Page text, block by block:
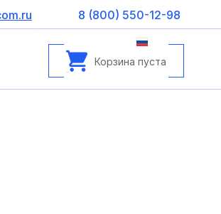
8 (800) 550-12-98
Корзина пуста